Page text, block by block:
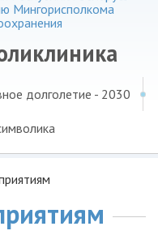
Мингорисполкома
долголетие - 2030